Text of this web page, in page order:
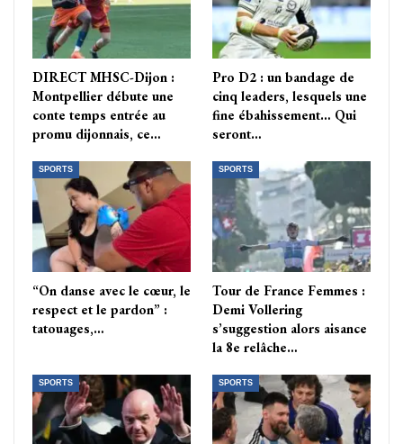
DIRECT MHSC-Dijon :
Montpellier débute une
conte temps entrée au
promu dijonnais, ce…
Pro D2 : un bandage de
cinq leaders, lesquels une
fine ébahissement… Qui
seront…
SPORTS
“On danse avec le cœur, le
respect et le pardon” :
tatouages,…
SPORTS
Tour de France Femmes :
Demi Vollering
s’suggestion alors aisance
la 8e relâche…
SPORTS SPORTS